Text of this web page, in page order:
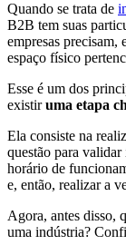
Quando se trata de
B2B tem suas
empresas precisam,
espaço físico
Esse é um dos
existiruma etapa
Ela consiste na
questão para
horário de
e, então, realizar a
Agora, antes disso,
uma indústria?